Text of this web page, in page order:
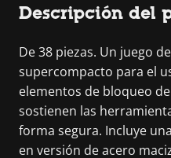
Descripción del
De 38 piezas. Un juego
supercompacto para el
elementos de bloqueo
sostienen las
forma segura. Incluye
en versión de acero